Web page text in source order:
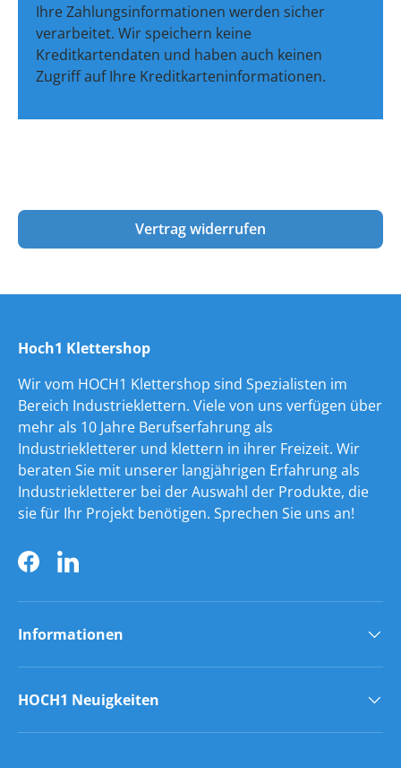
Ihre Zahlungsinformationen werden sicher
verarbeitet. Wir speichern keine
Kreditkartendaten und haben auch keinen
Zugriff auf Ihre Kreditkarteninformationen.
Vertrag widerrufen
Hoch1 Klettershop
Wir vom HOCH1 Klettershop sind Spezialisten im
Bereich Industrieklettern. Viele von uns verfügen über
mehr als 10 Jahre Berufserfahrung als
Industriekletterer und klettern in ihrer Freizeit. Wir
beraten Sie mit unserer langjährigen Erfahrung als
Industriekletterer bei der Auswahl der Produkte, die
sie für Ihr Projekt benötigen. Sprechen Sie uns an!
FacebookLinkedIn
Informationen
HOCH1 Neuigkeiten